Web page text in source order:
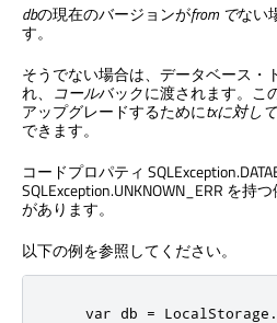
dbの現在のバージョンがfrom でない
す。
そうでない場合は、データベース・
れ、 コールバックに渡されます。こ
アップグレードするためにtxに対して
できます。
コードプロパティ
SQLException.UNKNOWN_ERR を持
があります。
以下の例を参照してください。
var db =